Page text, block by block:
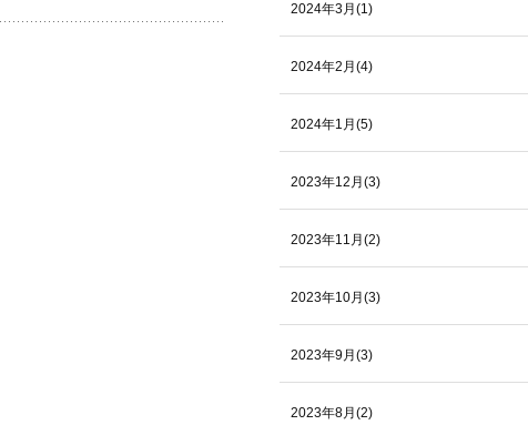
2024年3月(1)
2024年2月(4)
2024年1月(5)
2023年12月(3)
2023年11月(2)
2023年10月(3)
2023年9月(3)
2023年8月(2)